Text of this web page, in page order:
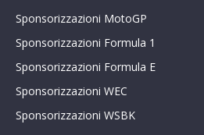
Sponsorizzazioni MotoGP
Sponsorizzazioni Formula 1
Sponsorizzazioni Formula E
Sponsorizzazioni WEC
Sponsorizzazioni WSBK